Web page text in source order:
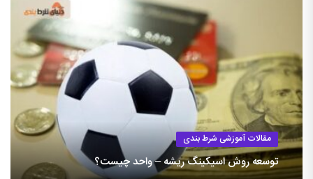
مقالات آموزشی شرط بندی
توسعه روش اسیکینگ ریشه – واحد چیست؟